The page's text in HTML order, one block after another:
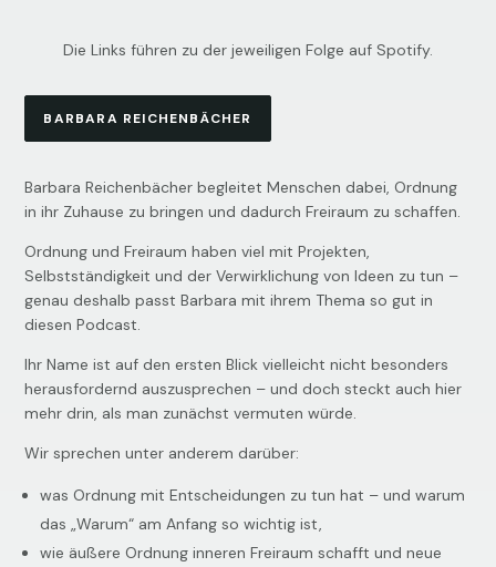
Die Links führen zu der jeweiligen Folge auf Spotify.
BARBARA REICHENBÄCHER
Barbara Reichenbächer begleitet Menschen dabei, Ordnung
in ihr Zuhause zu bringen und dadurch Freiraum zu schaffen.
Ordnung und Freiraum haben viel mit Projekten,
Selbstständigkeit und der Verwirklichung von Ideen zu tun –
genau deshalb passt Barbara mit ihrem Thema so gut in
diesen Podcast.
Ihr Name ist auf den ersten Blick vielleicht nicht besonders
herausfordernd auszusprechen – und doch steckt auch hier
mehr drin, als man zunächst vermuten würde.
Wir sprechen unter anderem darüber:
was Ordnung mit Entscheidungen zu tun hat – und warum
das „Warum“ am Anfang so wichtig ist,
wie äußere Ordnung inneren Freiraum schafft und neue